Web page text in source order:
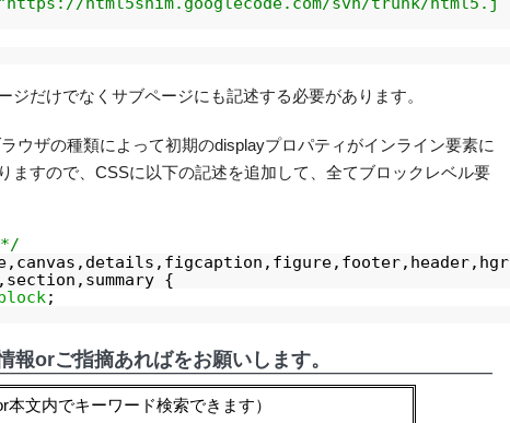
ジだけでなくサブページにも記述する必要があります。
ウザの種類によって初期のdisplayプロパティがインライン要素に
ますので、CSSに以下の記述を追加して、全てブロックレベル要
*/
{
;
報orご指摘あればをお願いします。
本文内でキーワード検索できます）